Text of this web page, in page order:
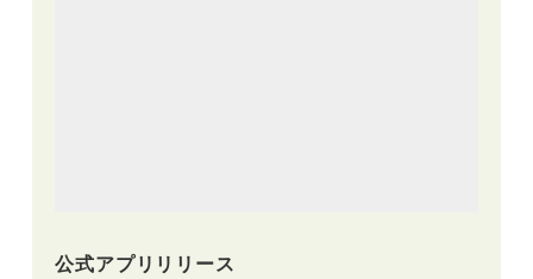
公式アプリリリース